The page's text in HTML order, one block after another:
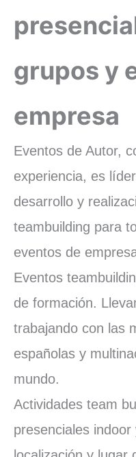
grupos y
empresa
Eventos de Autor,
experiencia, es
desarrollo y
teambuilding para
eventos de
Eventos
de formación.
trabajando con las
españolas y
mundo.
Actividades team
presenciales